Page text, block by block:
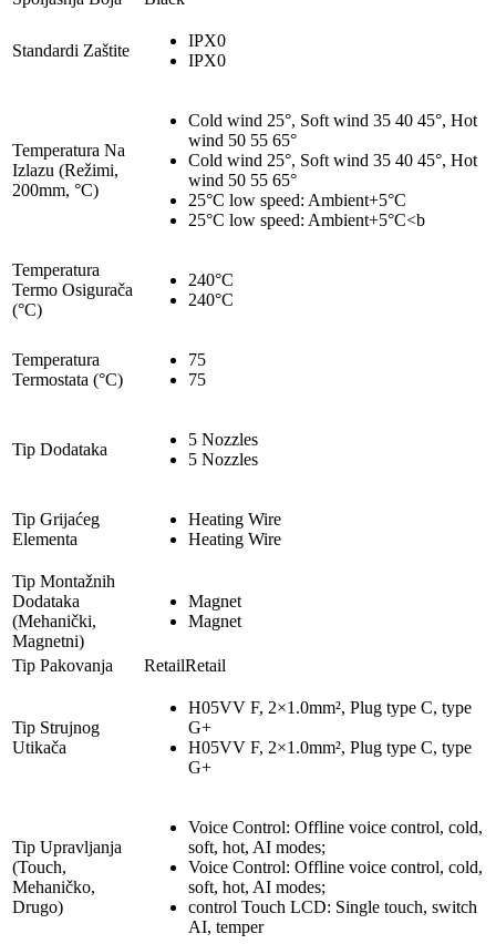
Standardi Zaštite
IPX0
IPX0
Temperatura Na
Izlazu (Režimi,
200mm, °C)
Cold wind 25°, Soft wind 35 40 45°, Hot
wind 50 55 65°
Cold wind 25°, Soft wind 35 40 45°, Hot
wind 50 55 65°
25°C low speed: Ambient+5°C
25°C low speed: Ambient+5°C<b
Temperatura
Termo Osigurača
(°C)
240°C
240°C
Temperatura
Termostata (°C)
75
75
Tip Dodataka
5 Nozzles
5 Nozzles
Tip Grijaćeg
Elementa
Heating Wire
Heating Wire
Tip Montažnih
Dodataka
(Mehanički,
Magnetni)
Magnet
Magnet
Tip Pakovanja RetailRetail
Tip Strujnog
Utikača
H05VV F, 2×1.0mm², Plug type C, type
G+
H05VV F, 2×1.0mm², Plug type C, type
G+
Tip Upravljanja
(Touch,
Mehaničko,
Drugo)
Voice Control: Offline voice control, cold,
soft, hot, AI modes;
Voice Control: Offline voice control, cold,
soft, hot, AI modes;
control Touch LCD: Single touch, switch
AI, temper